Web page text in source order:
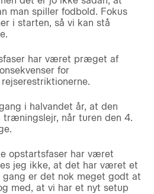
man spiller fodbold. Fokus
i starten, så vi kan stå
har været præget af
for
i halvandet år, at den
når turen den 4.
opstartsfaser har været
jeg ikke, at det har været et
gang er det nok meget godt at
med, at vi har et nyt setup